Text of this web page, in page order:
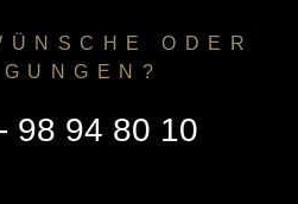
ODER
98 94 80 10